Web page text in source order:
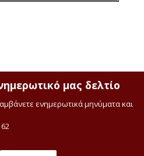
μας δελτίο
ενημερωτικά μηνύματα και